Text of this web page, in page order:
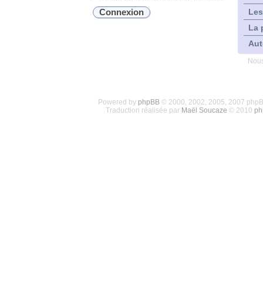
La
Powered by phpBB© 2000, 2002, 2005, 2007
Traduction réalisée par Maël Soucaze © 2010